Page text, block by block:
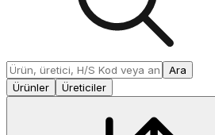
Ara
Ürünler
Üreticiler